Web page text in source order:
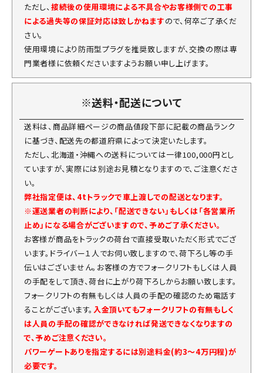
ただし、 接続後の使用環境による不具合やお客様側での工事
による過失等の保証対応は致しかねますので、何卒ご了承くだ
さい。
使用環境により防雨型プラグを推奨致しますが、交換の際は専
門業者様に依頼くださいますようお願い申し上げます。
※送料・配送について
送料は、商品詳細ページの商品値段下部に記載の商品ランク
に基づき、配送先の都道府県によって決定いたします。
ただし、北海道・沖縄への送料については一律100,000円とし
ていますが、実際には別途お見積となりますので、ご注意くださ
い。
弊社指定便は、4tトラックで車上渡しでの配送となります。
※運送業者の判断により、「配送できない」もしくは「各営業所
止め」になる場合がございますので、予めご了承ください。
お客様が商品をトラックの荷台で直接受取いただく形式でござ
います。ドライバー１人でお伺い致しますので、荷下ろし等の手
伝いはございません。お客様の方でフォークリフトもしくは人員
の手配をして頂き、荷台に上がり荷下ろしからお願い致します。
フォークリフトの有無もしくは人員の手配の確認のため電話す
ることがございます。 入金頂いてもフォークリフトの有無もしく
は人員の手配の確認ができなければ発送できなくなりますの
で、予めご注意ください。
パワーゲートありを指定するには別途料金(約3～4万円程)が
必要です。